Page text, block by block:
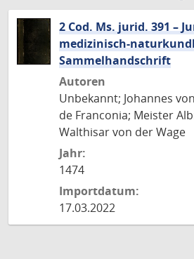
2 Cod. Ms. jurid. 391 –
medizinisch-
Sammelhandschrift
Autoren
Unbekannt; Johannes
de Franconia; Meister
Walthisar von der Wage
Jahr:
1474
Importdatum:
17.03.2022